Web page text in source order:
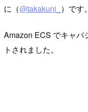
に（@takakuni_ ）です。
Amazon ECS でキャパ
トされました。